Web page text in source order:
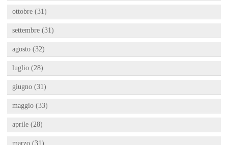
ottobre (31)
settembre (31)
agosto (32)
luglio (28)
giugno (31)
maggio (33)
aprile (28)
marzo (31)